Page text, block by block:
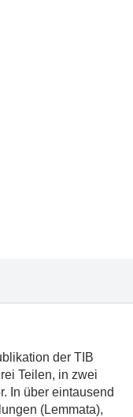
der TIB
Teilen, in zwei
In über eintausend
(Lemmata),